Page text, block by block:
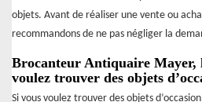
objets. Avant de réaliser une vente ou
recommandons de ne pas négliger la
Brocanteur Antiquaire Mayer,
voulez trouver des objets
Si vous voulez trouver des objets